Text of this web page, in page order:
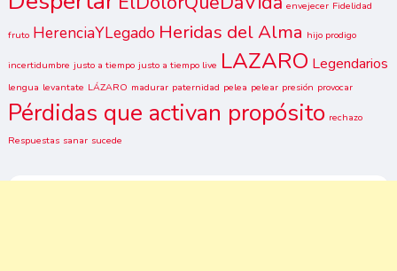
envejecer Fidelidad
fruto HerenciaYLegado Heridas del Alma hijo prodigo
incertidumbre justo a tiempo justo a tiempo live LAZARO Legendarios
lengua levantate LÁZARO madurar paternidad pelea pelear presión provocar
Pérdidas que activan propósito rechazo
Respuestas sanar sucede